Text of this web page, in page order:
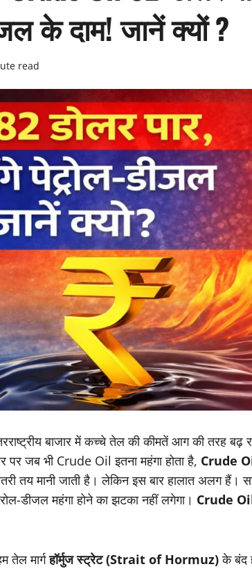
के दाम! जानें क्यों ?
read
बाजार में कच्चे तेल की कीमतें आग की तरह बढ़
जब भी Crude Oil इतना महंगा होता है, Crude
तय मानी जाती है। लेकिन इस बार हालात अलग हैं।
डीजल महंगा होने का झटका नहीं लगेगा। Crude
तेल मार्गहॉर्मुज स्ट्रेट (Strait of Hormuz)के बंद